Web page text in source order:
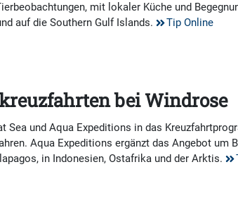
mit lokaler Küche und
auf die Southern Gulf Islands.
Tip Online
bei Windrose
und Aqua Expeditions in das
Aqua Expeditions ergänzt das Angebot um
in Indonesien, Ostafrika und der Arktis.